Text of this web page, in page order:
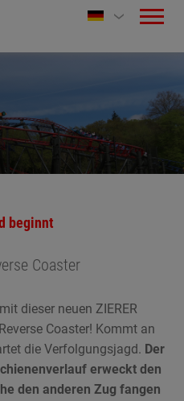
beginnt
Coaster
dieser neuen ZIERER
Coaster! Kommt an
die Verfolgungsjagd. Der
erweckt den
den anderen Zug fangen